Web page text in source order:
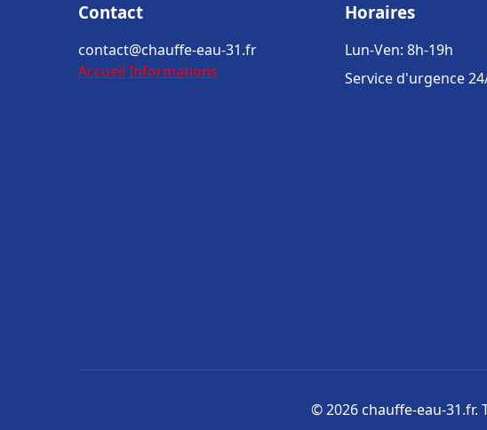
Contact
contact@chauffe-eau-31.fr
Accueil Informations
Horaires
Lun-Ven: 8h-19h
Service d'urgence
© 2026 chauffe-eau-